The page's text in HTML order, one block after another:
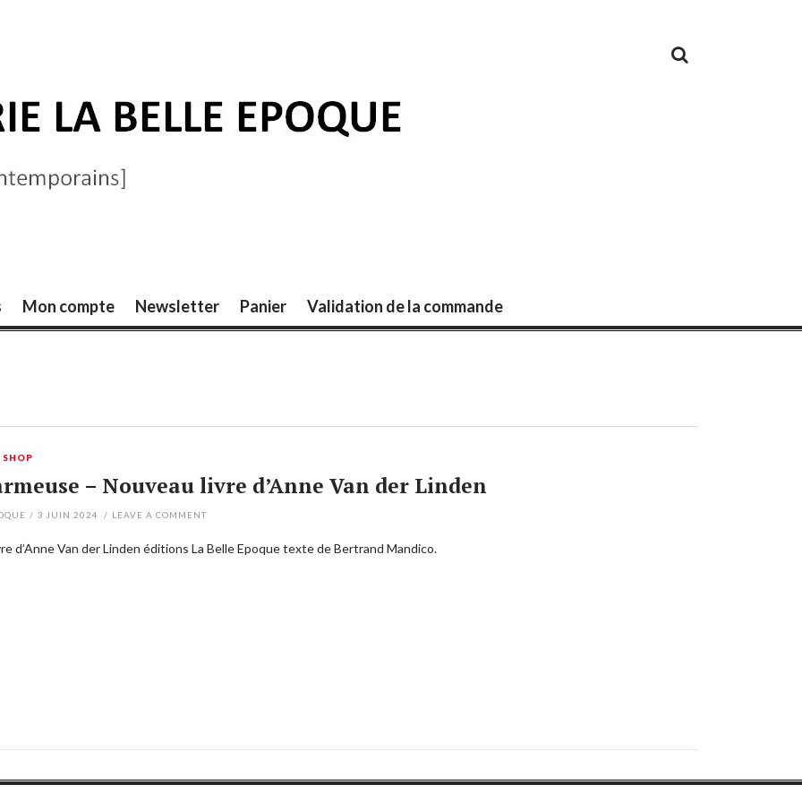
Mon compte Newsletter Panier Validation de la commande
SHOP
– Nouveau livre d’Anne Van der Linden
/ 3 JUIN 2024 / LEAVE A COMMENT
d’Anne Van der Linden éditions La Belle Epoque texte de Bertrand Mandico.